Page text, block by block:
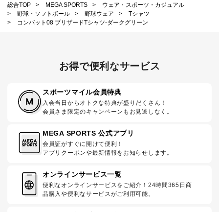
総合TOP
> MEGA SPORTS >
ウェア・スポーツ・カジュアル
>
野球・ソフトボール > 野球ウェア >
Tシャツ
>
コンバット08 ブリザードTシャツ-ダークグリーン
お得で便利なサービス
スポーツマイル会員特典
入会当日からオトクな特典が盛りだくさん！
会員さま限定のキャンペーンもお見逃しなく。
MEGA SPORTS 公式アプリ
会員証がすぐに開けて便利！
アプリクーポンや最新情報をお知らせします。
オンラインサービス一覧
便利なオンラインサービスをご紹介！24時間365日商
品購入や便利なサービスがご利用可能。